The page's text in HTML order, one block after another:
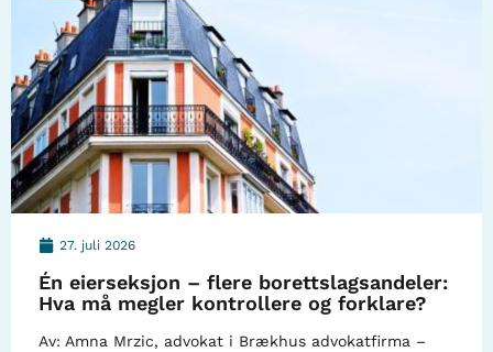
27. juli 2026
Én eierseksjon – flere borettslagsandeler:
Hva må megler kontrollere og forklare?
Av: Amna Mrzic, advokat i Brækhus advokatfirma –